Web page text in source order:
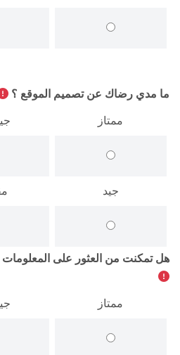
ما مدي رضاك عن تصميم الموقع ؟
ممتاز
جيد
هل تمكنت من العثور على المعلومات
ممتاز